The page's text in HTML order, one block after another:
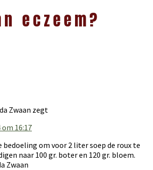
eczeem?
Zwaan zegt
16:17
bedoeling om voor 2 liter soep de roux te
naar 100 gr. boter en 120 gr. bloem.
Zwaan